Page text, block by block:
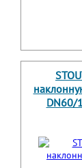
DN60/